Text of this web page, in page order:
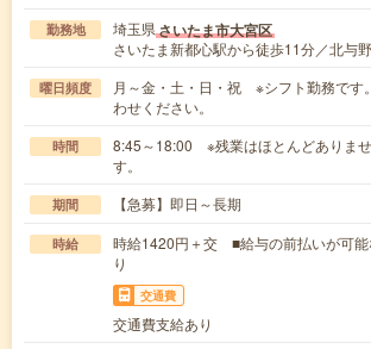
勤務地 埼玉県さいたま市大宮区
さいたま新都心駅から徒歩11分／北与
曜日頻度
月～金・土・日・祝 ※シフト勤務です
わせください。
時間
8:45～18:00 ※残業はほとんどありま
す。
期間 【急募】即日～長期
時給
時給1420円＋交 ■給与の前払いが可能
り
交通費
交通費支給あり